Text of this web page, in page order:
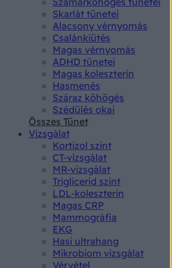
Skarlát tünetei
Alacsony vérnyomás
Csalánkiütés
Magas vérnyomás
ADHD tünetei
Magas koleszterin
Hasmenés
Száraz köhögés
Szédülés okai
Összes Tünet
Vizsgálat
Kortizol szint
CT-vizsgálat
MR-vizsgálat
Triglicerid szint
LDL-koleszterin
Magas CRP
Mammográfia
EKG
Hasi ultrahang
Mikrobiom vizsgálat
Vérvétel